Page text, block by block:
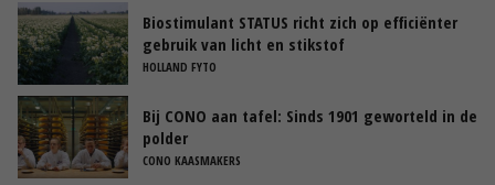
Biostimulant STATUS richt zich op efficiënter
gebruik van licht en stikstof
HOLLAND FYTO
Bij CONO aan tafel: Sinds 1901 geworteld in de
polder
CONO KAASMAKERS